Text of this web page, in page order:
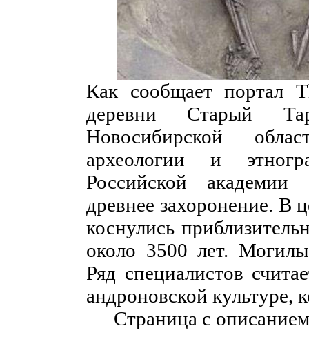
Как сообщает портал
деревни Старый
Новосибирской
археологии и
Российской
древнее захоронение. В
коснулись
около 3500 лет.
Ряд специалистов
андроновской культуре,
Страница с